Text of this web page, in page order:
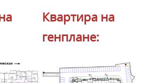
Квартира на
генплане: